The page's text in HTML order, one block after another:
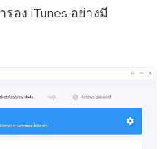
อง iTunes อย่างมี